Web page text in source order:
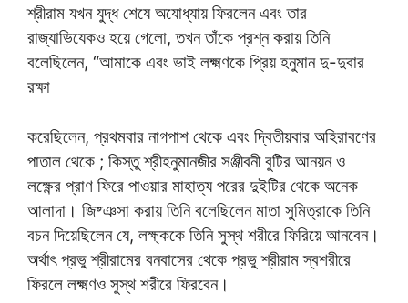
শ্রীরাম যখন যুদ্ধ শেযে অযোধ্যায় ফিরলেন এবং তার
রাজ্যাভিযেকও হয়ে গেলো, তখন তাঁকে প্রশ্ন করায় তিনি
বলেছিলেন, “আমাকে এবং ভাই লক্ষ্মণকে প্রিয় হনুমান দু-দুবার
রক্ষা
করেছিলেন, প্রথমবার নাগপাশ থেকে এবং দ্বিতীয়বার অহিরাবণের
পাতাল থেকে ; কিস্তু শ্রীহনুমানজীর সঞ্জীবনী বুটির আনয়ন ও
লক্ষ্ণের প্রাণ ফিরে পাওয়ার মাহাত্য পরের দুইটির থেকে অনেক
আলাদা। জিষ্ঞসা করায় তিনি বলেছিলেন মাতা সুমিত্রাকে তিনি
বচন দিয়েছিলেন যে, লক্ষ্ককে তিনি সুস্থ শরীরে ফিরিয়ে আনবেন।
অর্থাৎ প্রভু শ্রীরামের বনবাসের থেকে প্রভু শ্রীরাম স্বশরীরে
ফিরলে লক্ষ্মণও সুস্থ শরীরে ফিরবেন।